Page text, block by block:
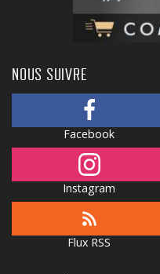
NOUS SUIVRE
Facebook
Instagram
Flux RSS